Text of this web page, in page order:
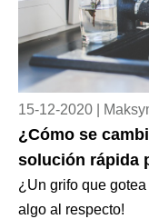
15-12-2020 |
¿Cómo se
solución rápida
¿Un grifo que
algo al respecto!